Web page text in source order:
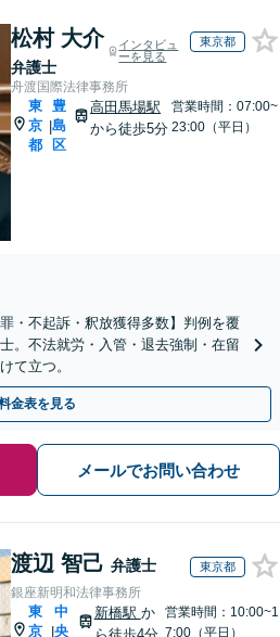
松村 大介
弁護士
インタビュ
ーを見る
東京都
舟渡国際法律事務所
東
京
都
|
豊
島
区
高田馬場駅
から徒歩5分
営業時間：07:00~
23:00（平日）
・不起訴・釈放獲得多数】判例を覆
。不法就労・入管・退去強制・在留
て立つ。
金表を見る
メールでお問い合わせ
渡辺 智己 弁護士 東京都
銀座新明和法律事務所
東
京 |
中
央
新橋駅 か
営業時間：10:00~1
7:00（平日）